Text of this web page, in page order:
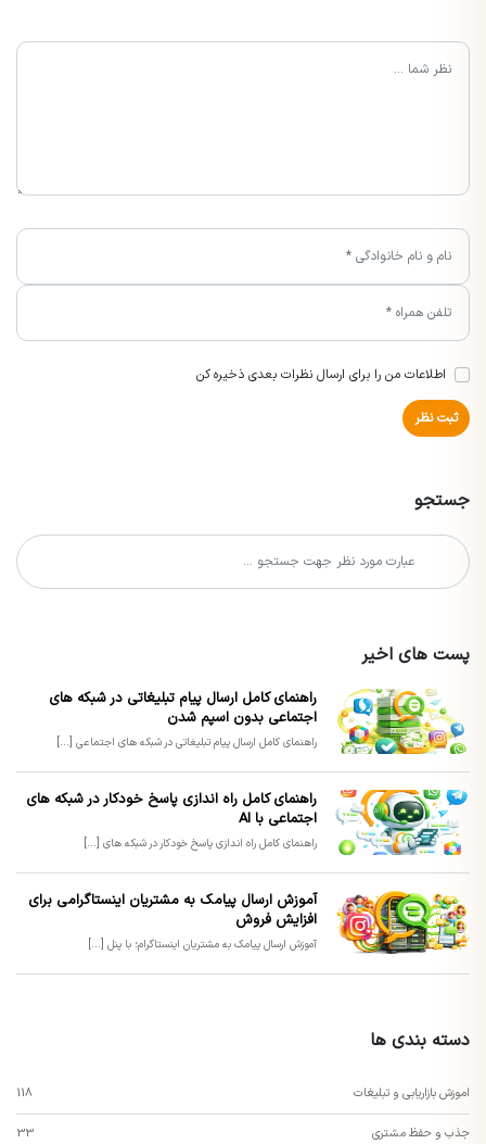
اطلاعات من را برای ارسال نظرات بعدی ذخیره کن
ثبت نظر
جستجو
پست های اخیر
راهنمای کامل ارسال پیام تبلیغاتی در شبکه های
اجتماعی بدون اسپم شدن
راهنمای کامل ارسال پیام تبلیغاتی در شبکه های اجتماعی [...]
راهنمای کامل راه اندازی پاسخ خودکار در شبکه های
اجتماعی با AI
راهنمای کامل راه اندازی پاسخ خودکار در شبکه های [...]
آموزش ارسال پیامک به مشتریان اینستاگرامی برای
افزایش فروش
آموزش ارسال پیامک به مشتریان اینستاگرام؛ با پنل [...]
دسته بندی ها
اموزش بازاریابی و تبلیغات 118
جذب و حفظ مشتری 33